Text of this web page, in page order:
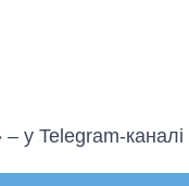
– у Telegram-каналі